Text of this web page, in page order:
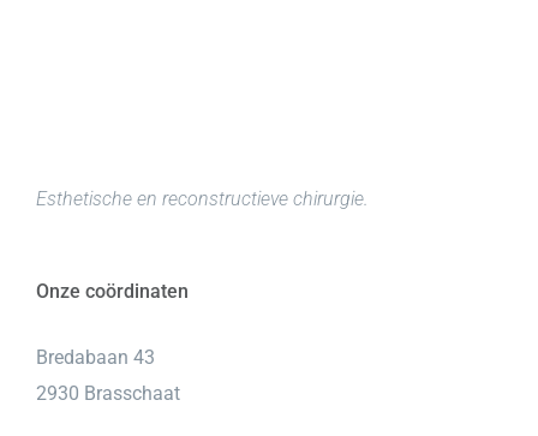
Esthetische en reconstructieve chirurgie.
Onze coördinaten
Bredabaan 43
2930 Brasschaat